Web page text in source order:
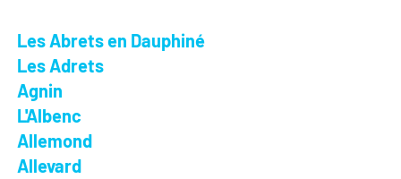
Les Abrets en Dauphiné
Les Adrets
Agnin
L'Albenc
Allemond
Allevard